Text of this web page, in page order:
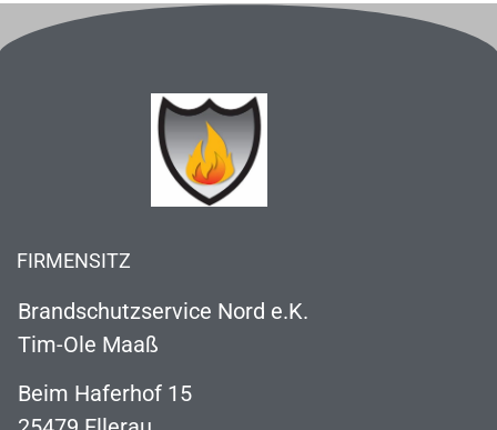
FIRMENSITZ
Brandschutzservice Nord e.K.
Tim-Ole Maaß
Beim Haferhof 15